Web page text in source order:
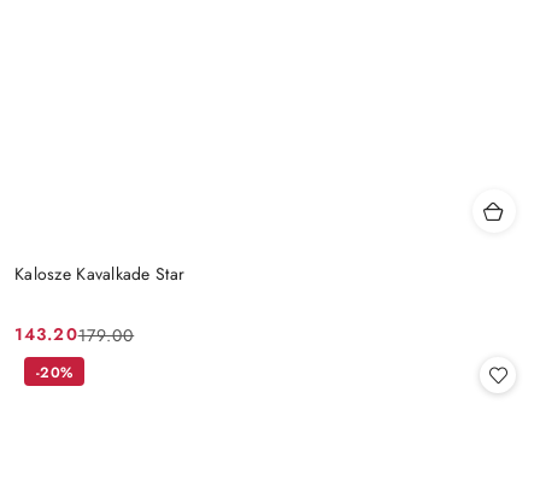
Kalosze Kavalkade Star
Cena
promocyjna:
143.20
Cena
przed
179.00
-20%